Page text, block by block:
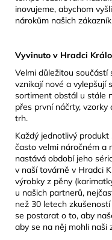
inovujeme, abychom
nárokům našich
Vyvinuto v Hradci
Velmi důležitou součástí
vznikají nové a vylepšují
sortiment obstál u stále
přes první náčrty,
trh.
Každý jednotlivý produkt
často velmi náročném a
nastává období jeho
v naší továrně v Hradci
výrobky z pěny
u našich partnerů,
než 30 letech
se postarat o to, aby
aby se na něj mohli naši